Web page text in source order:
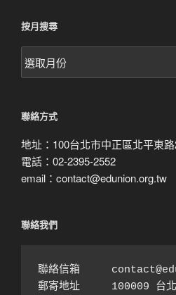
按月搜尋
按
月
聯絡方式
地址：100台北市中正區北平東
電話：02-2395-2552
email：contact@edunion.org.tw
聯絡我們
聯絡信箱　　　
郵寄地址　　　100009 台